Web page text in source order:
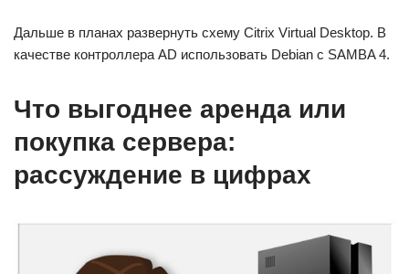
Дальше в планах развернуть схему Citrix Virtual Desktop. В
качестве контроллера AD использовать Debian c SAMBA 4.
Что выгоднее аренда или
покупка сервера:
рассуждение в цифрах